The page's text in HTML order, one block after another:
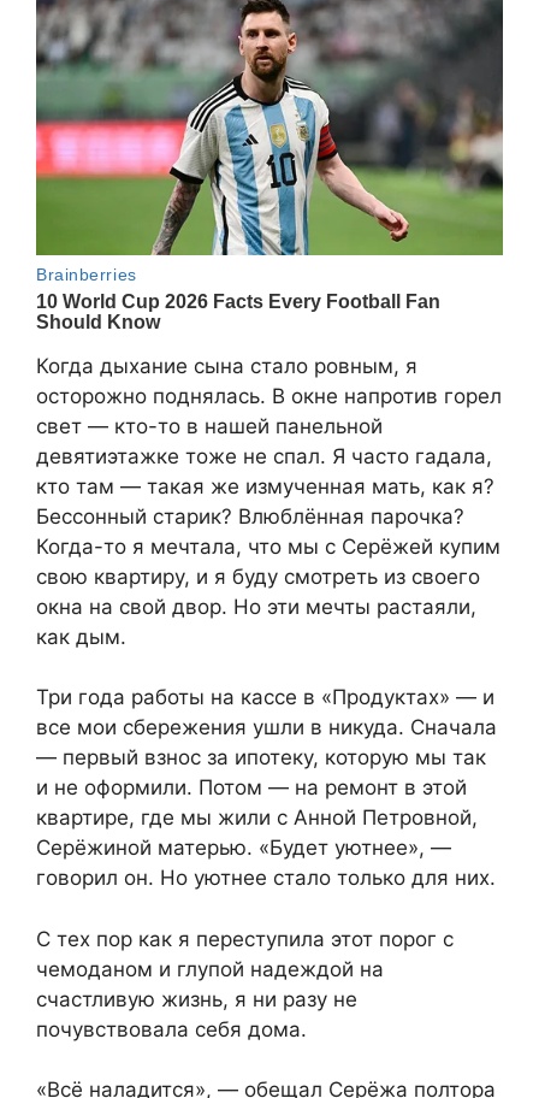
Когда дыхание сына стало ровным, я
осторожно поднялась. В окне напротив горел
свет — кто-то в нашей панельной
девятиэтажке тоже не спал. Я часто гадала,
кто там — такая же измученная мать, как я?
Бессонный старик? Влюблённая парочка?
Когда-то я мечтала, что мы с Серёжей купим
свою квартиру, и я буду смотреть из своего
окна на свой двор. Но эти мечты растаяли,
как дым.
Три года работы на кассе в «Продуктах» — и
все мои сбережения ушли в никуда. Сначала
— первый взнос за ипотеку, которую мы так
и не оформили. Потом — на ремонт в этой
квартире, где мы жили с Анной Петровной,
Серёжиной матерью. «Будет уютнее», —
говорил он. Но уютнее стало только для них.
С тех пор как я переступила этот порог с
чемоданом и глупой надеждой на
счастливую жизнь, я ни разу не
почувствовала себя дома.
«Всё наладится», — обещал Серёжа полтора